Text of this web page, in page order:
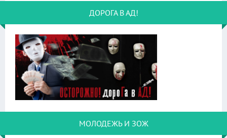
ДОРОГА В АД!
МОЛОДЕЖЬ И ЗОЖ